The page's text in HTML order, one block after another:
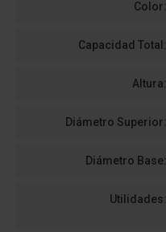
Color:
Capacidad Total:
Altura:
Diámetro Superior:
Diámetro Base:
Utilidades: